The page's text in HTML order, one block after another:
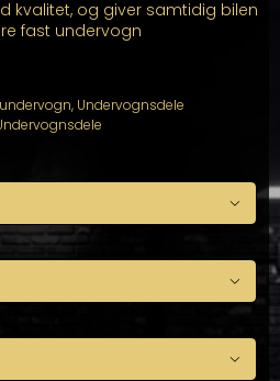
kvalitet, og giver samtidig bilen
fast undervogn
, Undervognsdele


